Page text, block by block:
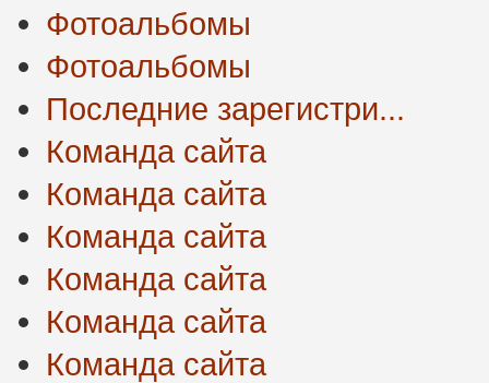
Фотоальбомы
Фотоальбомы
Последние зарегистри...
Команда сайта
Команда сайта
Команда сайта
Команда сайта
Команда сайта
Команда сайта